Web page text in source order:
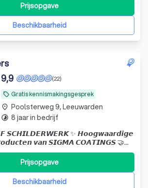
schilderwerk zijn er?
Beschikbaarheid
Prijsopgave
local_offer Gratis kennismakingsgesprek
(22)
9,9
𝙎𝘾𝙃𝙄𝙇𝘿𝙀𝙍𝙒𝙀𝙍𝙆 ✨ 𝙃𝙤𝙤𝙜𝙬𝙖𝙖𝙧𝙙𝙞𝙜𝙚
𝙫𝙖𝙣 𝙎𝙄𝙂𝙈𝘼 𝘾𝙊𝘼𝙏𝙄𝙉𝙂𝙎 🤝
𝙜𝙚𝙥𝙖𝙨𝙩 𝙧𝙚𝙨𝙪𝙡𝙩𝙖𝙖𝙩.
Beschikbaarheid
Prijsopgave
place Poolsterweg 9, Leeuwarden
timelapse 8 jaar in bedrijf